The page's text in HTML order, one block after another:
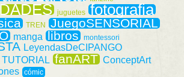
juguetes fotografia
TREN
JuegoSENSORIAL
manga libros montessori
LeyendasDeCIPANGO
TUTORIAL fanART ConceptArt
cómic